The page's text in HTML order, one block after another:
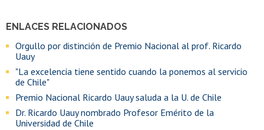
ENLACES RELACIONADOS
Orgullo por distinción de Premio Nacional al prof. Ricardo
Uauy
"La excelencia tiene sentido cuando la ponemos al servicio
de Chile"
Premio Nacional Ricardo Uauy saluda a la U. de Chile
Dr. Ricardo Uauy nombrado Profesor Emérito de la
Universidad de Chile